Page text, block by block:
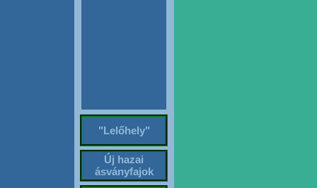
"Lelőhely"
Új hazai
ásványfajok